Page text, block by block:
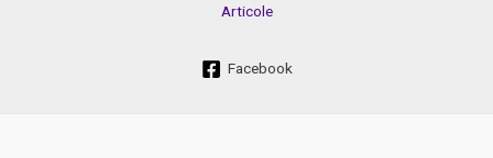
Articole
Facebook